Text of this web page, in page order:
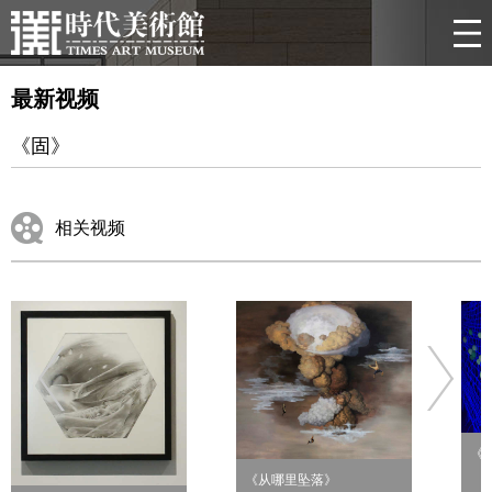
最新视频
《固》
相关视频
《从哪里坠落》
《